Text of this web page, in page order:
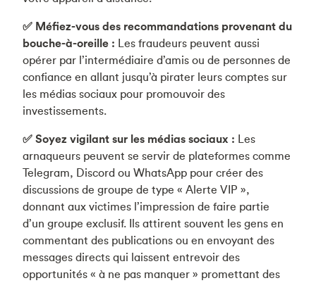
✅ Méfiez-vous des recommandations provenant du
bouche-à-oreille : Les fraudeurs peuvent aussi
opérer par l’intermédiaire d’amis ou de personnes de
confiance en allant jusqu’à pirater leurs comptes sur
les médias sociaux pour promouvoir des
investissements.
✅ Soyez vigilant sur les médias sociaux : Les
arnaqueurs peuvent se servir de plateformes comme
Telegram, Discord ou WhatsApp pour créer des
discussions de groupe de type « Alerte VIP »,
donnant aux victimes l’impression de faire partie
d’un groupe exclusif. Ils attirent souvent les gens en
commentant des publications ou en envoyant des
messages directs qui laissent entrevoir des
opportunités « à ne pas manquer » promettant des